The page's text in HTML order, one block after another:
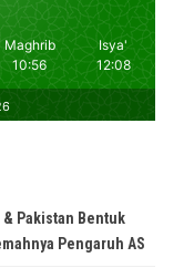
Pakistan Bentuk
Pengaruh AS